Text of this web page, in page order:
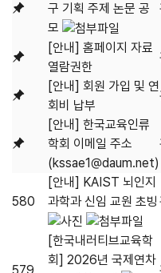
구 기획 주제 논문 공
모
[안내] 홈페이지 자료
열람권한
[안내] 회원 가입 및 연
회비 납부
[안내] 한국교육인류
학회 이메일 주소
(kssae1@daum.net)
580
[안내] KAIST 뇌인지
과학과 신임 교원 초빙
[한국내러티브교육학
회] 2026년 국제연차